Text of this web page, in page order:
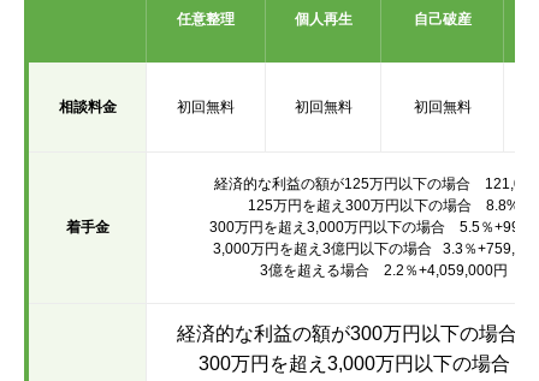
任意整理 個人再生 自己破産
相談料金 初回無料 初回無料 初回無料
着手金
経済的な利益の額が125万円以下の場合
125万円を超え300万円以下の場合 8.8%
300万円を超え3,000万円以下の場合 5.5％
3,000万円を超え3億円以下の場合 3.3％
3億を超える場合 2.2％+4,059,000円
経済的な利益の額が300万円以下の場合
300万円を超え3,000万円以下の場合